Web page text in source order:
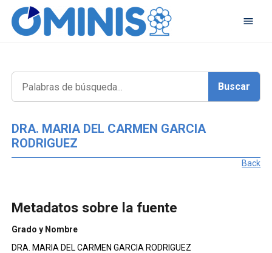
DRA. MARIA DEL CARMEN GARCIA
RODRIGUEZ
Back
Metadatos sobre la fuente
Grado y Nombre
DRA. MARIA DEL CARMEN GARCIA RODRIGUEZ